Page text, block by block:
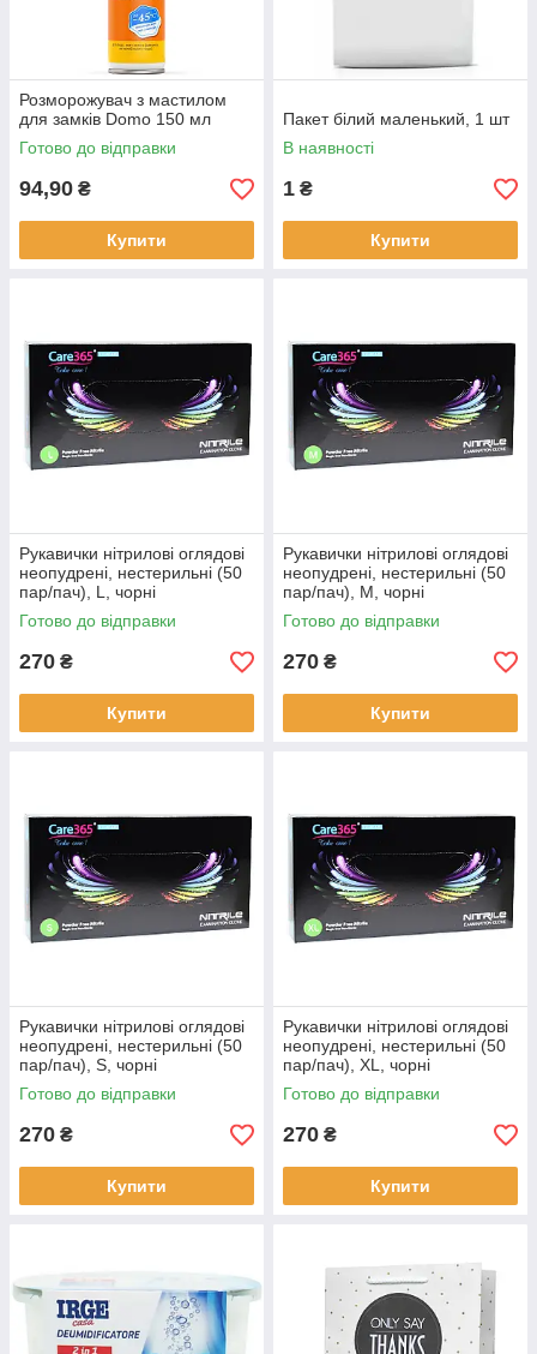
Розморожувач з мастилом
для замків Domo 150 мл
Готово до відправки
94,90 ₴
Купити
Пакет білий маленький, 1 шт
В наявності
1 ₴
Купити
Рукавички нітрилові оглядові
неопудрені, нестерильні (50
пар/пач), L, чорні
Готово до відправки
270 ₴
Купити
Рукавички нітрилові оглядові
неопудрені, нестерильні (50
пар/пач), М, чорні
Готово до відправки
270 ₴
Купити
Рукавички нітрилові оглядові
неопудрені, нестерильні (50
пар/пач), S, чорні
Готово до відправки
270 ₴
Купити
Рукавички нітрилові оглядові
неопудрені, нестерильні (50
пар/пач), XL, чорні
Готово до відправки
270 ₴
Купити